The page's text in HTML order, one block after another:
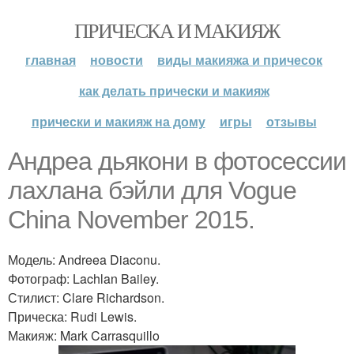
ПРИЧЕСКА И МАКИЯЖ
главная новости
виды макияжа и причесок
как делать прически и макияж
прически и макияж на дому
игры отзывы
Андреа дьякони в фотосессии
лахлана бэйли для Vogue
China November 2015.
Модель: Andreea Diaconu.
Фотограф: Lachlan Bailey.
Стилист: Clare Richardson.
Прическа: Rudi Lewis.
Макияж: Mark Carrasquillo